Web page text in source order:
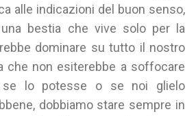
alle indicazioni del buon senso,
bestia che vive solo per la
dominare su tutto il nostro
che non esiterebbe a soffocare
se lo potesse o se noi glielo
dobbiamo stare sempre in